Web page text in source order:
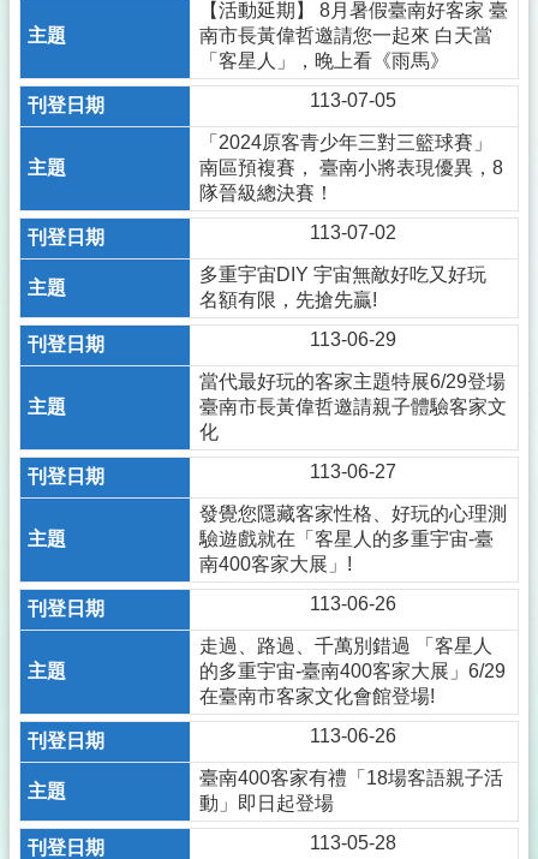
【活動延期】 8月暑假臺南好客家 臺
南市長黃偉哲邀請您一起來 白天當
「客星人」，晚上看《雨馬》
113-07-05
「2024原客青少年三對三籃球賽」
南區預複賽， 臺南小將表現優異，8
隊晉級總決賽！
113-07-02
多重宇宙DIY 宇宙無敵好吃又好玩
名額有限，先搶先贏!
113-06-29
當代最好玩的客家主題特展6/29登場
臺南市長黃偉哲邀請親子體驗客家文
化
113-06-27
發覺您隱藏客家性格、好玩的心理測
驗遊戲就在「客星人的多重宇宙-臺
南400客家大展」!
113-06-26
走過、路過、千萬別錯過 「客星人
的多重宇宙-臺南400客家大展」6/29
在臺南市客家文化會館登場!
113-06-26
臺南400客家有禮「18場客語親子活
動」即日起登場
113-05-28